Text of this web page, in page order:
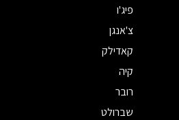
פיג'ו
צ'אנגן
קאדילק
קיה
רובר
שברולט